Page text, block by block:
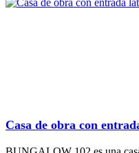
Casa de obra con